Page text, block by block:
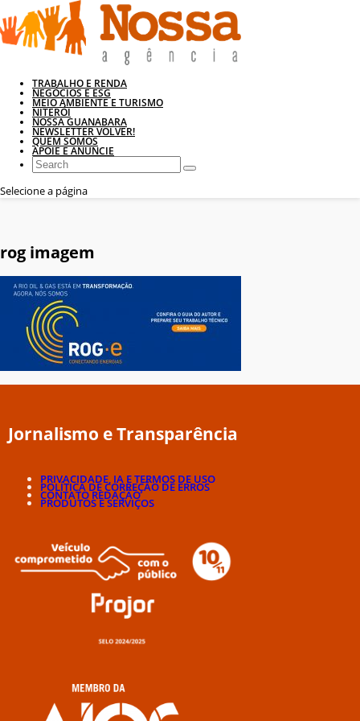
TRABALHO E RENDA
NEGÓCIOS E ESG
MEIO AMBIENTE E TURISMO
NITERÓI
NOSSA GUANABARA
NEWSLETTER VOLVER!
QUEM SOMOS
APOIE E ANUNCIE
Selecione a página
rog imagem
Jornalismo e Transparência
PRIVACIDADE, IA E TERMOS DE USO
POLÍTICA DE CORREÇÃO DE ERROS
CONTATO REDAÇÃO
PRODUTOS E SERVIÇOS